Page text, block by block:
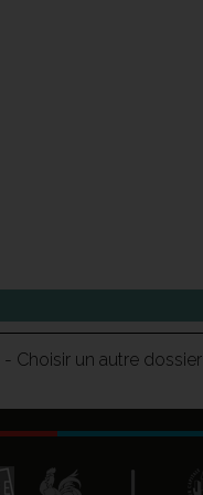
- Choisir un autre dossier